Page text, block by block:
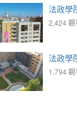
法政學
2,424 觀
法政學
1,794